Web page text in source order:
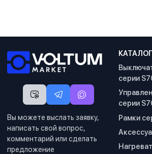
Вы можете выслать заявку,
написать свой вопрос,
комментарий или сделать
предложение
КАТАЛОГ
серии
серии
Рамки